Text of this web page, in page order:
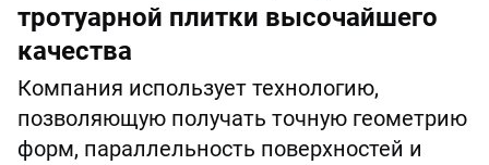
тротуарной плитки высочайшего
качества
Компания использует технологию,
позволяющую получать точную геометрию
форм, параллельность поверхностей и